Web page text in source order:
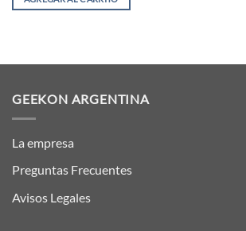
GEEKON ARGENTINA
La empresa
Preguntas Frecuentes
Avisos Legales